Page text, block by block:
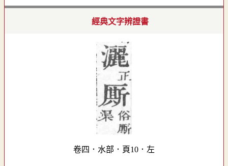
經典文字辨證書
卷四．水部．頁10．左